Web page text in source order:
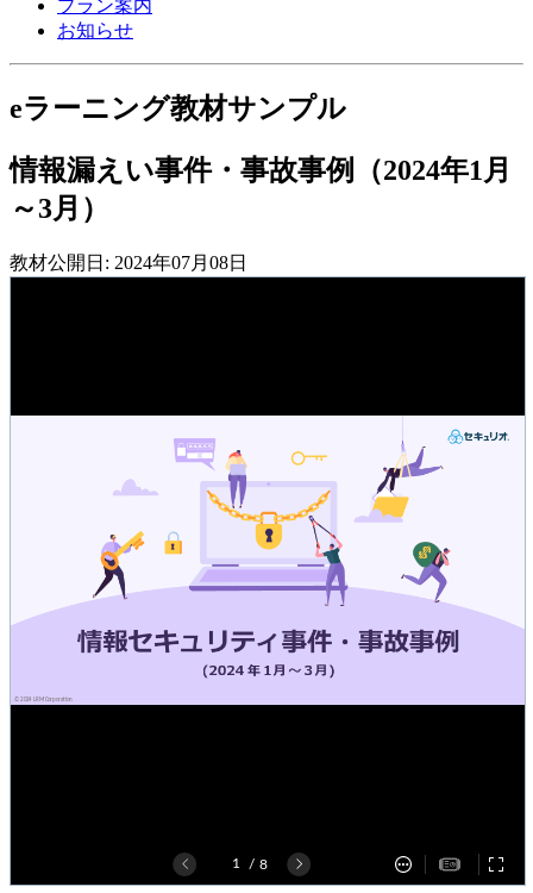
プラン案内
お知らせ
eラーニング教材サンプル
情報漏えい事件・事故事例（2024年1月
～3月）
教材公開日: 2024年07月08日